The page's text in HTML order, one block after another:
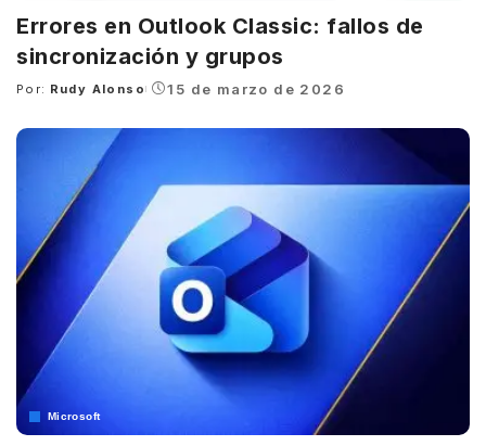
Errores en Outlook Classic: fallos de
sincronización y grupos
Posted
Por: Rudy Alonso 15 de marzo de 2026
Microsoft